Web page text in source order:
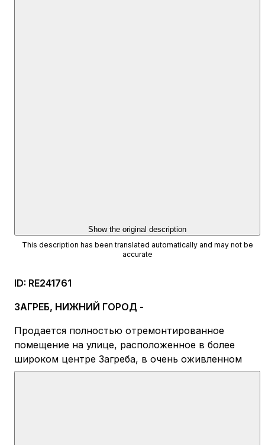
Show the original description
This description has been translated automatically and may not be
accurate
ID: RE241761
ЗАГРЕБ, НИЖНИЙ ГОРОД -
Продается полностью отремонтированное
помещение на улице, расположенное в более
широком центре Загреба, в очень оживленном
месте города. Помещение находится на первом